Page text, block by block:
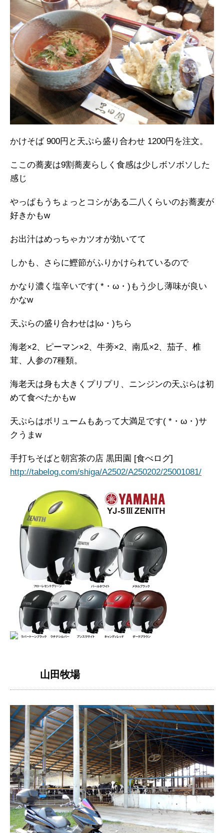
かけそば 900円と天ぷら盛り合わせ 1200円を注文。
ここの蕎麦は9割蕎麦らしく食感は少しボソボソした
感じ
やっぱもうちょっとコシがある二八くらいのお蕎麦が
好きかもw
お出汁はめっちゃカツオが効いてて
しかも、さらに鰹節がふりかけられているので
かなり濃く塩辛いです( *・ω・)もう少し薄味が良い
かなw
天ぷらの盛り合わせは|ω・)ちら
海老×2、ピーマン×2、牛蒡×2、南瓜×2、茄子、椎
茸、人参の7種類。
海老天は身も大きくプリプリ、ニンジンの天ぷらは初
めて食べたかもw
天ぷらはボリュームもあって大満足です( *・ω・)サ
クうまw
手打ちそばと朝宮茶の店 黒田園 [食べログ]
http://tabelog.com/shiga/A2502/A250202/25001081/
山田牧場